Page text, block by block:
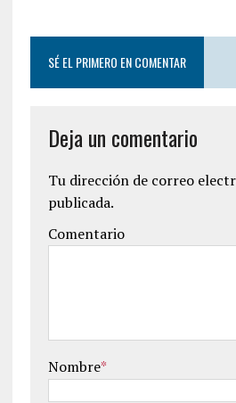
SÉ EL PRIMERO EN COMENTAR
Deja un comentario
Tu dirección de correo
publicada.
Comentario
Nombre*